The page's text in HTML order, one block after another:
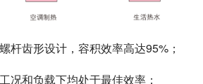
螺杆齿形设计，容积效率高达95%；
况和负载下均处于最佳效率；